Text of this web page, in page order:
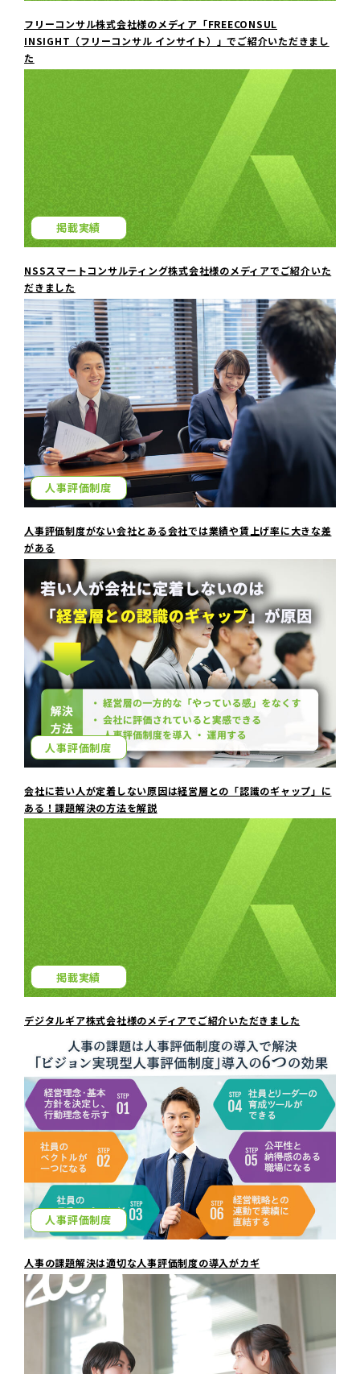
フリーコンサル株式会社様のメディア「FREECONSUL
INSIGHT（フリーコンサル インサイト）」でご紹介いただきまし
た
掲載実績
NSSスマートコンサルティング株式会社様のメディアでご紹介いた
だきました
人事評価制度
人事評価制度がない会社とある会社では業績や賃上げ率に大きな差
がある
人事評価制度
会社に若い人が定着しない原因は経営層との「認識のギャップ」に
ある！課題解決の方法を解説
掲載実績
デジタルギア株式会社様のメディアでご紹介いただきました
人事評価制度
人事の課題解決は適切な人事評価制度の導入がカギ